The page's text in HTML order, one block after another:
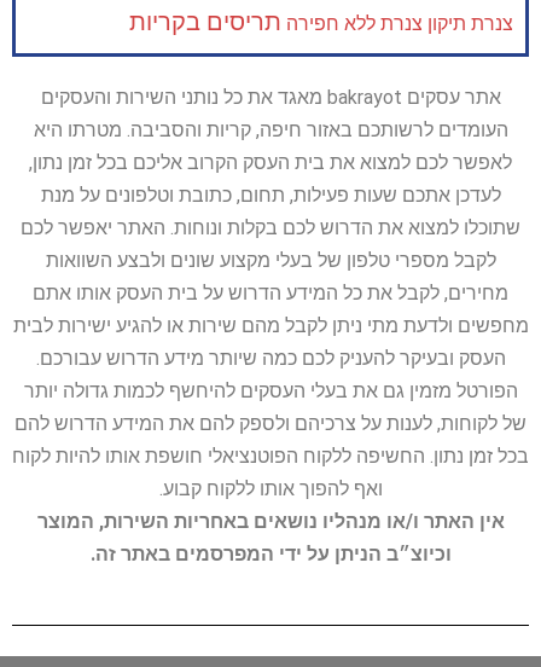
צנרת תיקון צנרת ללא חפירה תריסים בקריות
אתר עסקים bakrayot מאגד את כל נותני השירות והעסקים
העומדים לרשותכם באזור חיפה, קריות והסביבה. מטרתו היא
לאפשר לכם למצוא את בית העסק הקרוב אליכם בכל זמן נתון,
לעדכן אתכם שעות פעילות, תחום, כתובת וטלפונים על מנת
שתוכלו למצוא את הדרוש לכם בקלות ונוחות. האתר יאפשר לכם
לקבל מספרי טלפון של בעלי מקצוע שונים ולבצע השוואות
מחירים, לקבל את כל המידע הדרוש על בית העסק אותו אתם
מחפשים ולדעת מתי ניתן לקבל מהם שירות או להגיע ישירות לבית
העסק ובעיקר להעניק לכם כמה שיותר מידע הדרוש עבורכם.
הפורטל מזמין גם את בעלי העסקים להיחשף לכמות גדולה יותר
של לקוחות, לענות על צרכיהם ולספק להם את המידע הדרוש להם
בכל זמן נתון. החשיפה ללקוח הפוטנציאלי חושפת אותו להיות לקוח
ואף להפוך אותו ללקוח קבוע.
אין האתר ו/או מנהליו נושאים באחריות השירות, המוצר
וכיוצ״ב הניתן על ידי המפרסמים באתר זה.